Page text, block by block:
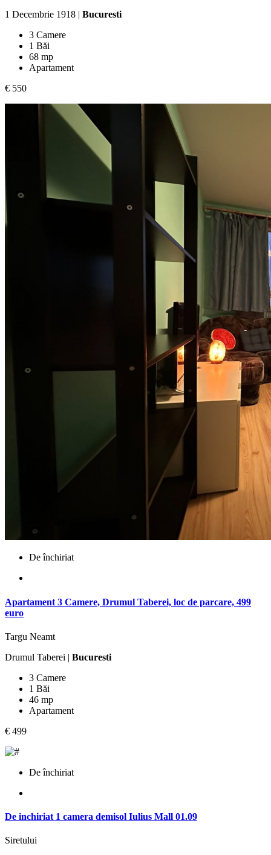
1 Decembrie 1918 | Bucuresti
3 Camere
1 Băi
68 mp
Apartament
€ 550
De închiriat
Apartament 3 Camere, Drumul Taberei, loc de parcare, 499
euro
Targu Neamt
Drumul Taberei | Bucuresti
3 Camere
1 Băi
46 mp
Apartament
€ 499
De închiriat
De inchiriat 1 camera demisol Iulius Mall 01.09
Siretului